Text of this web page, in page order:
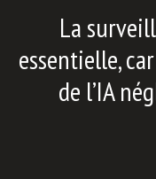
La
essentielle,
de l’IA